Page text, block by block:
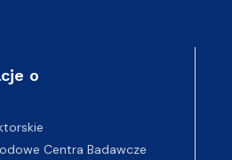
o
Centra Badawcze